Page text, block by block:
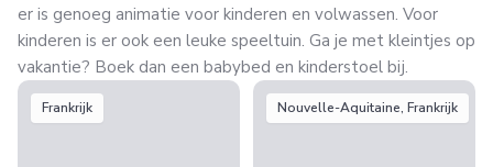
er is genoeg animatie voor kinderen en volwassen. Voor
kinderen is er ook een leuke speeltuin. Ga je met kleintjes op
vakantie? Boek dan een babybed en kinderstoel bij.
Frankrijk Nouvelle-Aquitaine, Frankrijk